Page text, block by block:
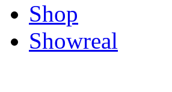
Shop
Showreal